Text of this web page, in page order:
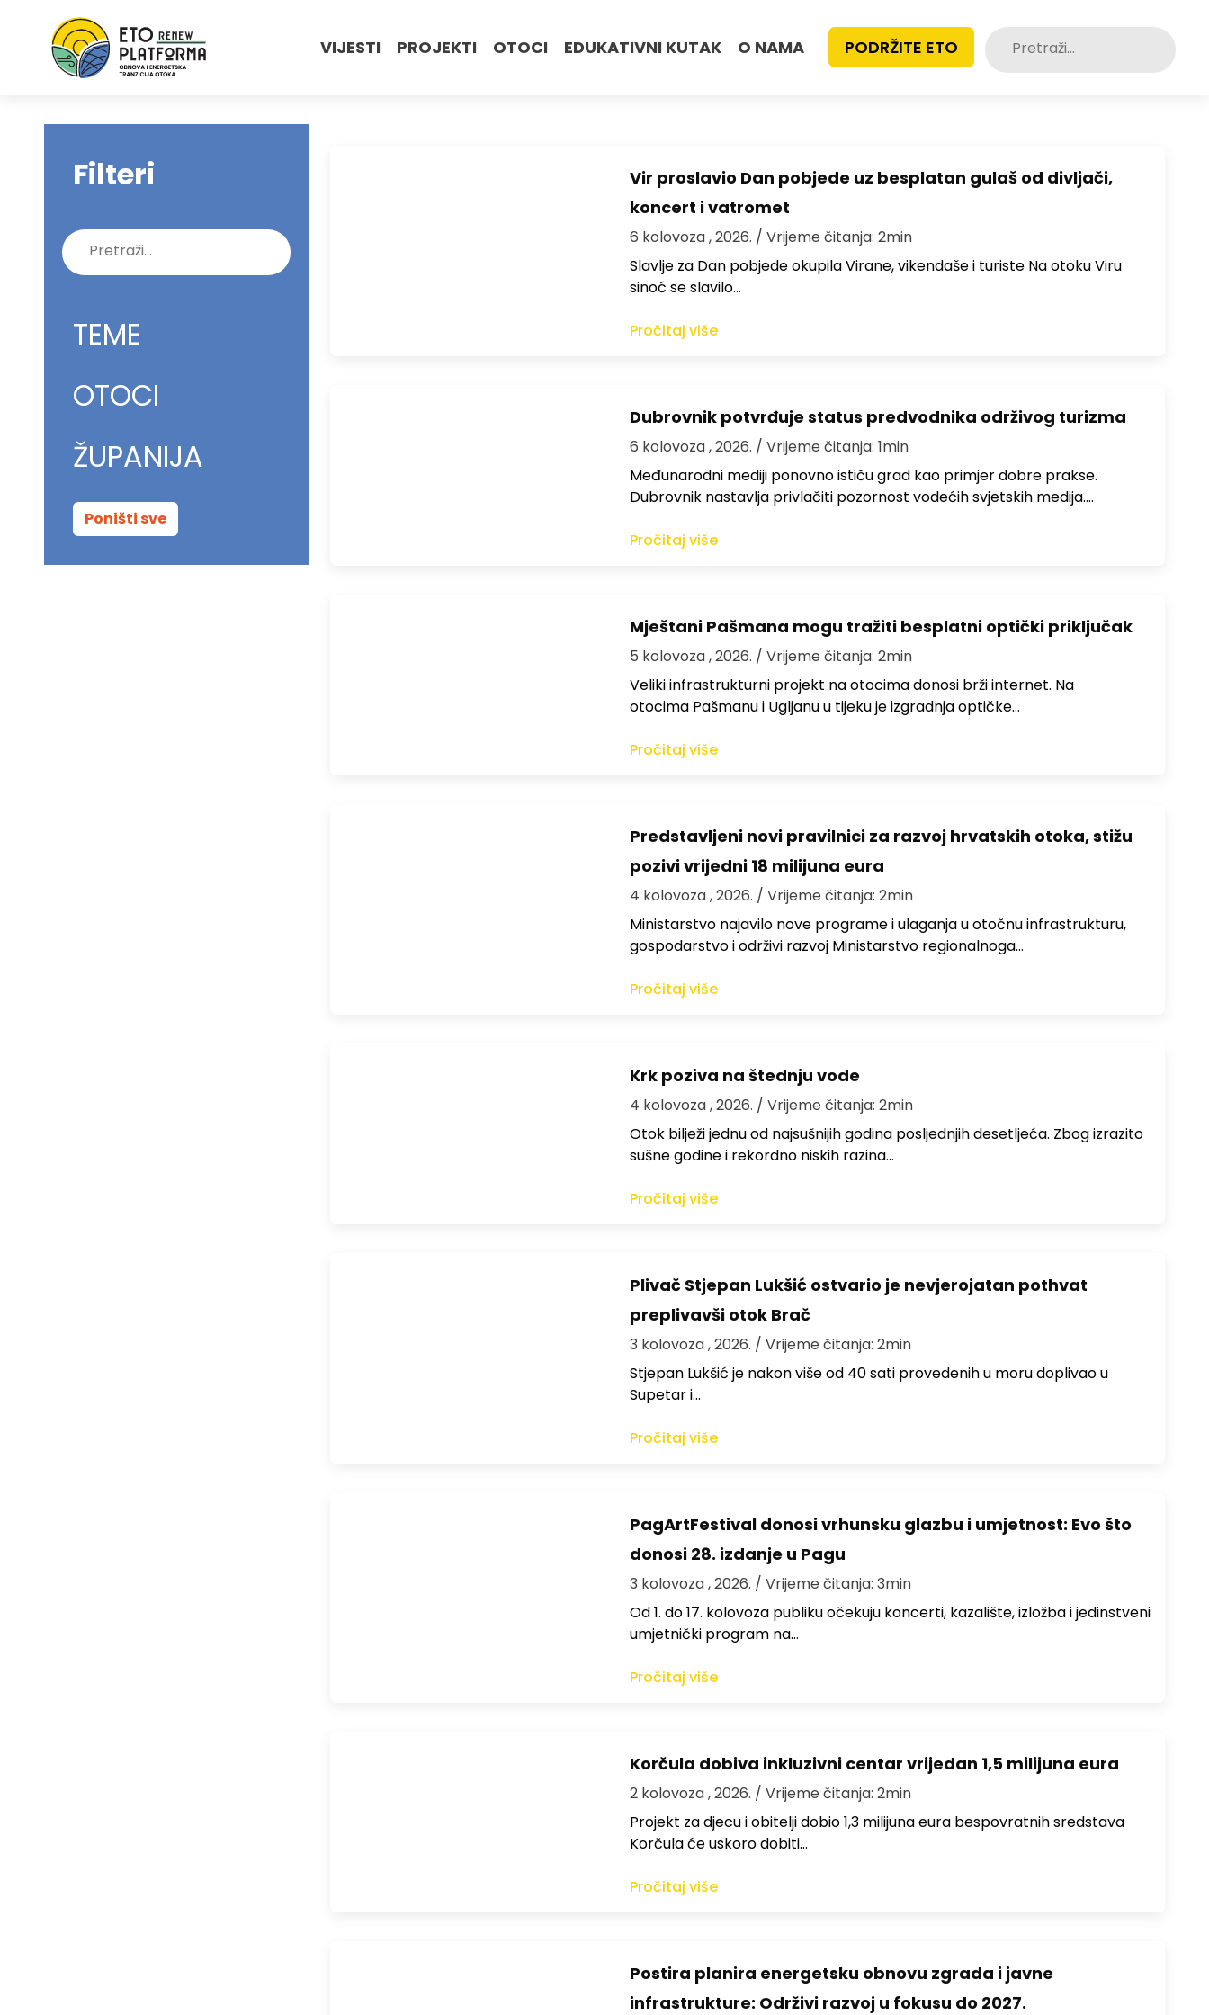
VIJESTI PROJEKTI OTOCI EDUKATIVNI KUTAK O NAMA PODRŽITE ETO Pretraži:
Filteri
Pretraži:
TEME
OTOCI
ŽUPANIJA
Poništi sve
Vir proslavio Dan pobjede uz besplatan gulaš od divljači,
koncert i vatromet
6 kolovoza , 2026. / Vrijeme čitanja: 2min
Slavlje za Dan pobjede okupila Virane, vikendaše i turiste Na otoku Viru
sinoć se slavilo…
Pročitaj više
Dubrovnik potvrđuje status predvodnika održivog turizma
6 kolovoza , 2026. / Vrijeme čitanja: 1min
Međunarodni mediji ponovno ističu grad kao primjer dobre prakse.
Dubrovnik nastavlja privlačiti pozornost vodećih svjetskih medija.…
Pročitaj više
Mještani Pašmana mogu tražiti besplatni optički priključak
5 kolovoza , 2026. / Vrijeme čitanja: 2min
Veliki infrastrukturni projekt na otocima donosi brži internet. Na
otocima Pašmanu i Ugljanu u tijeku je izgradnja optičke…
Pročitaj više
Predstavljeni novi pravilnici za razvoj hrvatskih otoka, stižu
pozivi vrijedni 18 milijuna eura
4 kolovoza , 2026. / Vrijeme čitanja: 2min
Ministarstvo najavilo nove programe i ulaganja u otočnu infrastrukturu,
gospodarstvo i održivi razvoj Ministarstvo regionalnoga…
Pročitaj više
Krk poziva na štednju vode
4 kolovoza , 2026. / Vrijeme čitanja: 2min
Otok bilježi jednu od najsušnijih godina posljednjih desetljeća. Zbog izrazito
sušne godine i rekordno niskih razina…
Pročitaj više
Plivač Stjepan Lukšić ostvario je nevjerojatan pothvat
preplivavši otok Brač
3 kolovoza , 2026. / Vrijeme čitanja: 2min
St​jepan Lukšić je nakon više od 40 sati provedenih u moru doplivao u
Supetar i…
Pročitaj više
PagArtFestival donosi vrhunsku glazbu i umjetnost: Evo što
donosi 28. izdanje u Pagu
3 kolovoza , 2026. / Vrijeme čitanja: 3min
Od 1. do 17. kolovoza publiku očekuju koncerti, kazalište, izložba i jedinstveni
umjetnički program na…
Pročitaj više
Korčula dobiva inkluzivni centar vrijedan 1,5 milijuna eura
2 kolovoza , 2026. / Vrijeme čitanja: 2min
Projekt za djecu i obitelji dobio 1,3 milijuna eura bespovratnih sredstava
Korčula će uskoro dobiti…
Pročitaj više
Postira planira energetsku obnovu zgrada i javne
infrastrukture: Održivi razvoj u fokusu do 2027.